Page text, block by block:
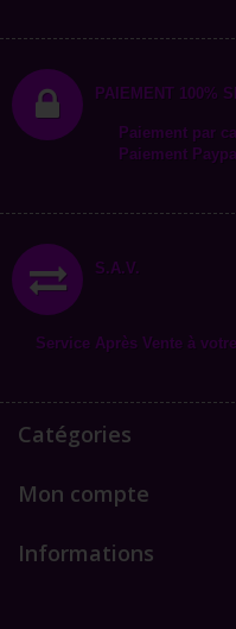
PAIEMENT 100%
Paiement par
Paiement Paypal
S.A.V.
Service Après Vente à
Catégories
Mon compte
Informations